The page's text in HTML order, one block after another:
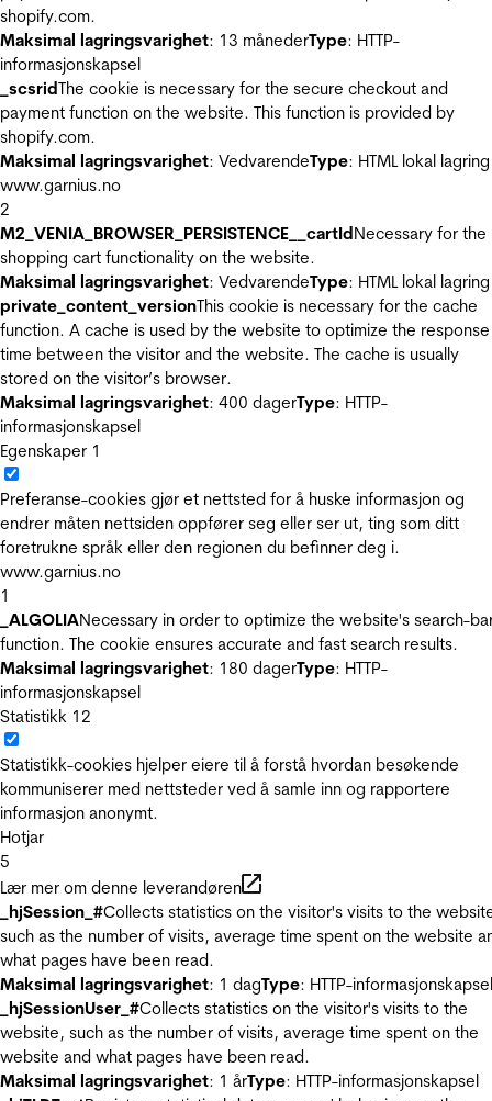
shopify.com.
Maksimal lagringsvarighet: 13 månederType: HTTP-
informasjonskapsel
_scsridThe cookie is necessary for the secure checkout and
payment function on the website. This function is provided by
shopify.com.
Maksimal lagringsvarighet: VedvarendeType: HTML lokal lagring
www.garnius.no
2
M2_VENIA_BROWSER_PERSISTENCE__cartIdNecessary for the
shopping cart functionality on the website.
Maksimal lagringsvarighet: VedvarendeType: HTML lokal lagring
private_content_versionThis cookie is necessary for the cache
function. A cache is used by the website to optimize the response
time between the visitor and the website. The cache is usually
stored on the visitor’s browser.
Maksimal lagringsvarighet: 400 dagerType: HTTP-
informasjonskapsel
Egenskaper 1
Preferanse-cookies gjør et nettsted for å huske informasjon og
endrer måten nettsiden oppfører seg eller ser ut, ting som ditt
foretrukne språk eller den regionen du befinner deg i.
www.garnius.no
1
_ALGOLIANecessary in order to optimize the website's search-
function. The cookie ensures accurate and fast search results.
Maksimal lagringsvarighet: 180 dagerType: HTTP-
informasjonskapsel
Statistikk 12
Statistikk-cookies hjelper eiere til å forstå hvordan besøkende
kommuniserer med nettsteder ved å samle inn og rapportere
informasjon anonymt.
Hotjar
5
Lær mer om denne leverandøren
_hjSession_#Collects statistics on the visitor's visits to the
such as the number of visits, average time spent on the website
what pages have been read.
Maksimal lagringsvarighet: 1 dagType: HTTP-informasjonskapsel
_hjSessionUser_#Collects statistics on the visitor's visits to the
website, such as the number of visits, average time spent on the
website and what pages have been read.
Maksimal lagringsvarighet: 1 årType: HTTP-informasjonskapsel